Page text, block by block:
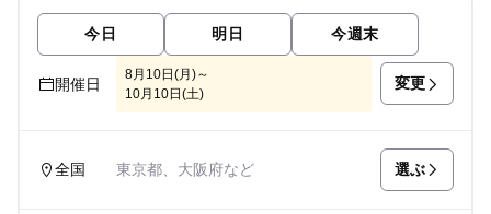
今日 明日 今週末
開催日
8月10日(月)～
10月10日(土)
変更
全国 東京都、大阪府など 選ぶ